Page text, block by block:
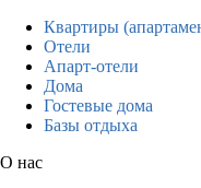
Квартиры
Отели
Апарт-отели
Дома
Гостевые дома
Базы отдыха
О нас